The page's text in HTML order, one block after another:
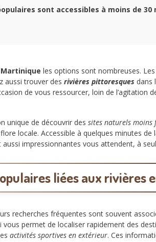
sont accessibles à moins de
les options sont nombreuses. Les
aussi trouver des rivières pittoresques dans
de vous ressourcer, loin de l’agitation
unique de découvrir des sites naturels moins
locale. Accessible à quelques minutes
impressionnantes vous attendent, à
liées aux rivières
recherches fréquentes sont souvent
vous permet de localiser rapidement des
activités sportives en extérieur. Ces